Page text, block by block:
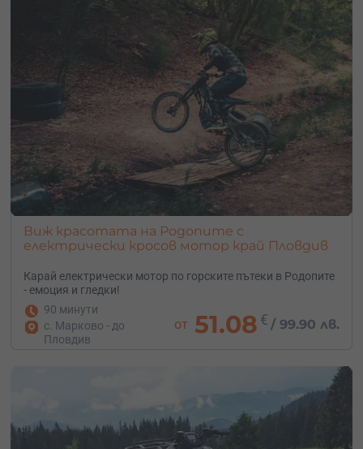
Виж красотата на Родопите с
електрически кросов мотор край Пловдив
Карай електрически мотор по горските пътеки в Родопите
- емоция и гледки!
90 минути
с. Марково - до
Пловдив
от 51.08 € /99.90 лв.